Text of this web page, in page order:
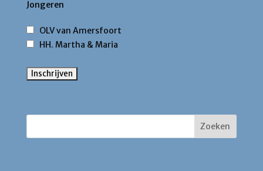
Jongeren
OLV van Amersfoort
HH. Martha & Maria